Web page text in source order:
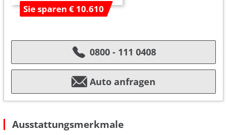
Sie sparen € 10.610
0800 - 111 0408
Auto anfragen
Ausstattungsmerkmale